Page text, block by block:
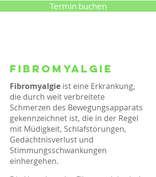
Termin buchen
Fibromyalgie
Fibromyalgie ist eine Erkrankung,
die durch weit verbreitete
Schmerzen des Bewegungsapparats
gekennzeichnet ist, die in der Regel
mit Müdigkeit, Schlafstörungen,
Gedächtnisverlust und
Stimmungsschwankungen
einhergehen.